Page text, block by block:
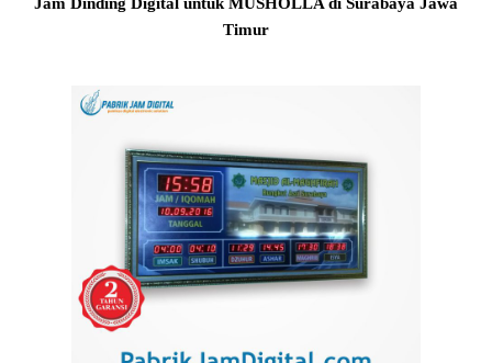
Jam Dinding Digital untuk MUSHOLLA di Surabaya Jawa
Timur